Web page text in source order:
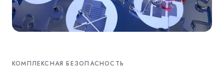
КОМПЛЕКСНАЯ БЕЗОПАСНОСТЬ